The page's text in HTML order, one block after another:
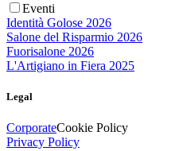
Eventi
Identità Golose 2026
Salone del Risparmio 2026
Fuorisalone 2026
L'Artigiano in Fiera 2025
Legal
CorporateCookie Policy
Privacy Policy